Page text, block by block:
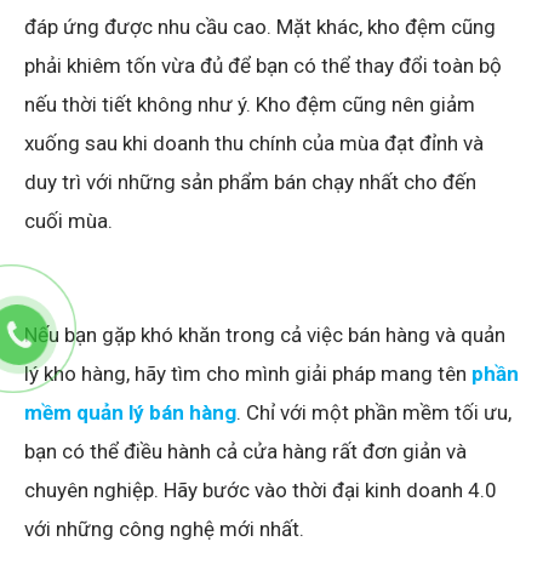
đáp ứng được nhu cầu cao. Mặt khác, kho đệm cũng
phải khiêm tốn vừa đủ để bạn có thể thay đổi toàn bộ
nếu thời tiết không như ý. Kho đệm cũng nên giảm
xuống sau khi doanh thu chính của mùa đạt đỉnh và
duy trì với những sản phẩm bán chạy nhất cho đến
cuối mùa.
Nếu bạn gặp khó khăn trong cả việc bán hàng và quản
lý kho hàng, hãy tìm cho mình giải pháp mang tên phần
mềm quản lý bán hàng. Chỉ với một phần mềm tối ưu,
bạn có thể điều hành cả cửa hàng rất đơn giản và
chuyên nghiệp. Hãy bước vào thời đại kinh doanh 4.0
với những công nghệ mới nhất.